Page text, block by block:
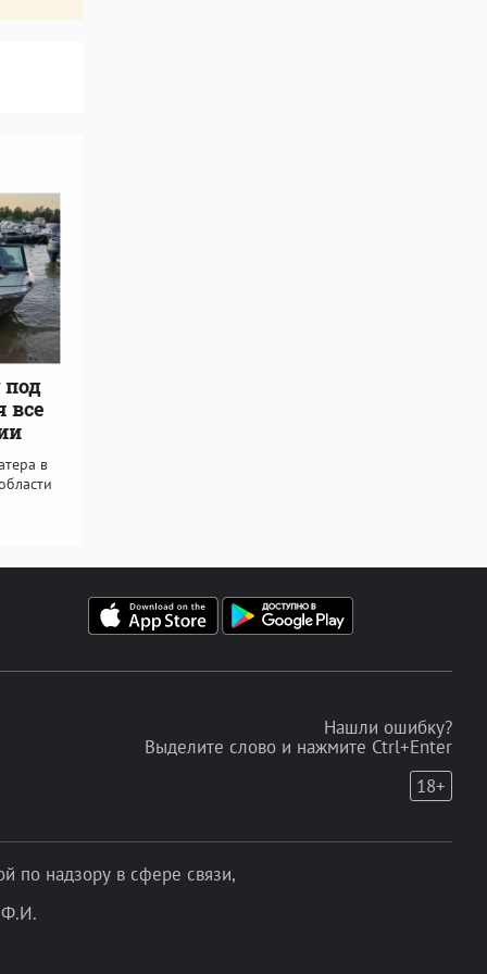
под
все
в
Нашли ошибку?
Выделите слово и нажмите Ctrl+Enter
18+
по надзору в сфере связи,
Ф.И.